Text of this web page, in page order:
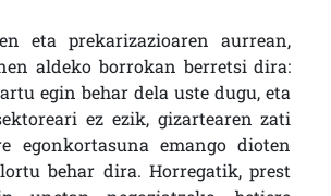
eta prekarizazioaren aurrean,
aldeko borrokan berretsi dira:
egin behar dela uste dugu, eta
ez ezik, gizartearen zati
egonkortasuna emango dioten
behar dira. Horregatik, prest